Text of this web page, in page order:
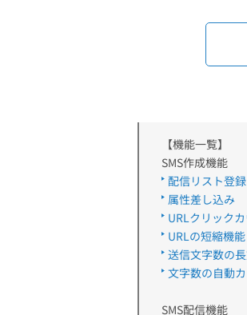
【機能一覧】
SMS作成機能
配信リスト登
属性差し込み
URLクリック
URLの短縮機能
送信文字数の
文字数の自動
SMS配信機能